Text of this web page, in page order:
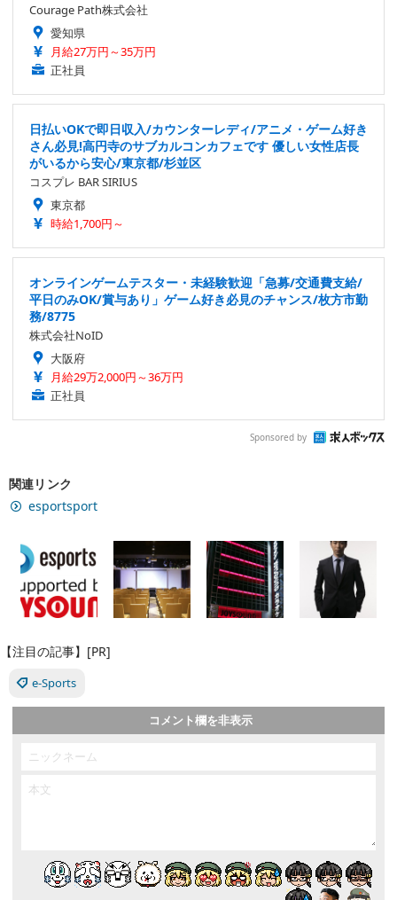
Courage Path株式会社
愛知県
月給27万円～35万円
正社員
日払いOKで即日収入/カウンターレディ/アニメ・ゲーム好き
さん必見!高円寺のサブカルコンカフェです 優しい女性店長
がいるから安心/東京都/杉並区
コスプレ BAR SIRIUS
東京都
時給1,700円～
オンラインゲームテスター・未経験歓迎「急募/交通費支給/
平日のみOK/賞与あり」ゲーム好き必見のチャンス/枚方市勤
務/8775
株式会社NoID
大阪府
月給29万2,000円～36万円
正社員
Sponsored by
関連リンク
esportsport
【注目の記事】[PR]
e-Sports
コメント欄を非表示